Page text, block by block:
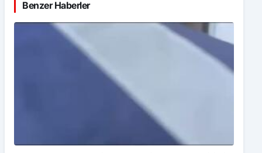
Samsun’da 1 ton 160 litre kaçak etil
Buğday yüklü traktör devrildi,
sürücü yaralandı
HAYAT 112 ACİL MOBİL UYGULAMASI
KAMU SPOTU YAYINDA